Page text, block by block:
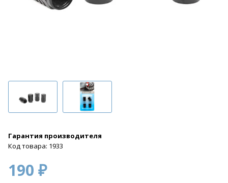
Гарантия производителя
Код товара: 1933
190 ₽